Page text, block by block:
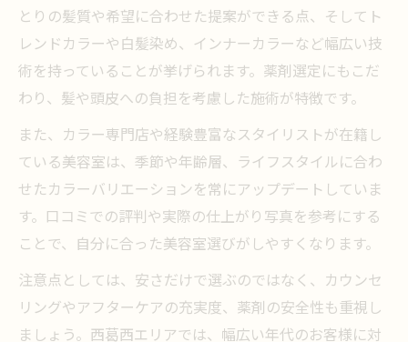
とりの髪質や希望に合わせた提案ができる点、そしてト
レンドカラーや白髪染め、インナーカラーなど幅広い技
術を持っていることが挙げられます。薬剤選定にもこだ
わり、髪や頭皮への負担を考慮した施術が特徴です。
また、カラー専門店や経験豊富なスタイリストが在籍し
ている美容室は、季節や年齢層、ライフスタイルに合わ
せたカラーバリエーションを常にアップデートしていま
す。口コミでの評判や実際の仕上がり写真を参考にする
ことで、自分に合った美容室選びがしやすくなります。
注意点としては、安さだけで選ぶのではなく、カウンセ
リングやアフターケアの充実度、薬剤の安全性も重視し
ましょう。西葛西エリアでは、幅広い年代のお客様に対